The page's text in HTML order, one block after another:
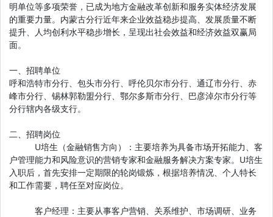
明单位等多项荣誉，已成为地方金融改革创新和服务实体经济发展
的重要力量。内蒙古分行近年来企业效益稳步提高、发展质量不断
提升、人均创利水平稳步增长，呈现出社会效益和经济效益双赢局
面。
一、招聘单位
呼和浩特市分行、包头市分行、呼伦贝尔市分行、通辽市分行、赤
峰市分行、锡林郭勒盟分行、鄂尔多斯市分行、巴彦淖尔市分行等
分行辖内各级支行。
二、招聘岗位
U培生（金融销售方向）：主要培养为具备市场开拓能力、客
户管理能力和风险意识的营销专家和金融服务解决方案专家。U培生
入职后，首先安排一定期限的轮岗锻炼，根据培养情况、个人特长
和工作需要，聘任至对应岗位。
客户经理：主要从事客户营销、关系维护、市场调研、业务